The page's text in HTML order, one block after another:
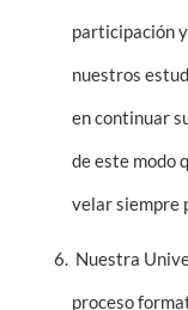
participación
nuestros
en continuar
de este modo
velar siempre
Nuestra
proceso